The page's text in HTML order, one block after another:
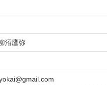
沼鷹弥